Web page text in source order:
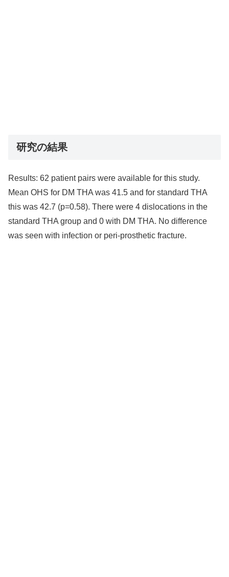
研究の結果
Results: 62 patient pairs were available for this study.
Mean OHS for DM THA was 41.5 and for standard THA
this was 42.7 (p=0.58). There were 4 dislocations in the
standard THA group and 0 with DM THA. No difference
was seen with infection or peri-prosthetic fracture.